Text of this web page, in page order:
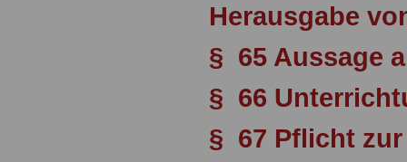
Herausgabe
§ 65 Aussage
§ 66
§ 67 Pflicht